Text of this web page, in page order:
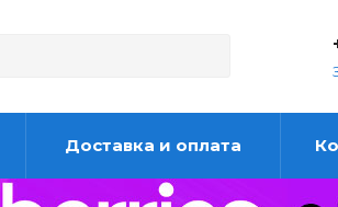
Доставка и оплата